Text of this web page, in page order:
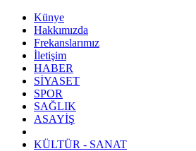
Künye
Hakkımızda
Frekanslarımız
İletişim
HABER
SİYASET
SPOR
SAĞLIK
ASAYİŞ
KÜLTÜR - SANAT